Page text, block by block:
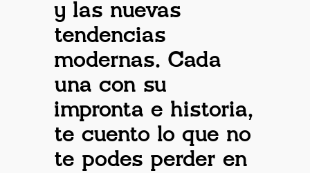
y las nuevas
tendencias
modernas. Cada
una con su
impronta e historia,
te cuento lo que no
te podes perder en